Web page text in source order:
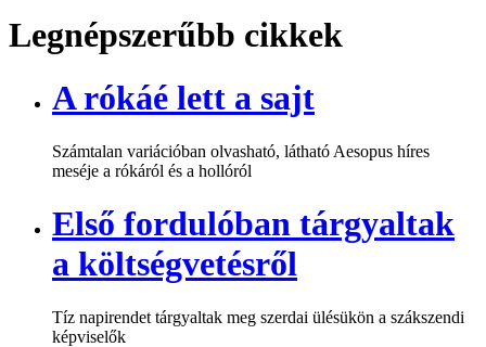
Legnépszerűbb cikkek
A rókáé lett a sajt
Számtalan variációban olvasható, látható Aesopus híres
meséje a rókáról és a hollóról
Első fordulóban tárgyaltak
a költségvetésről
Tíz napirendet tárgyaltak meg szerdai ülésükön a szákszendi
képviselők